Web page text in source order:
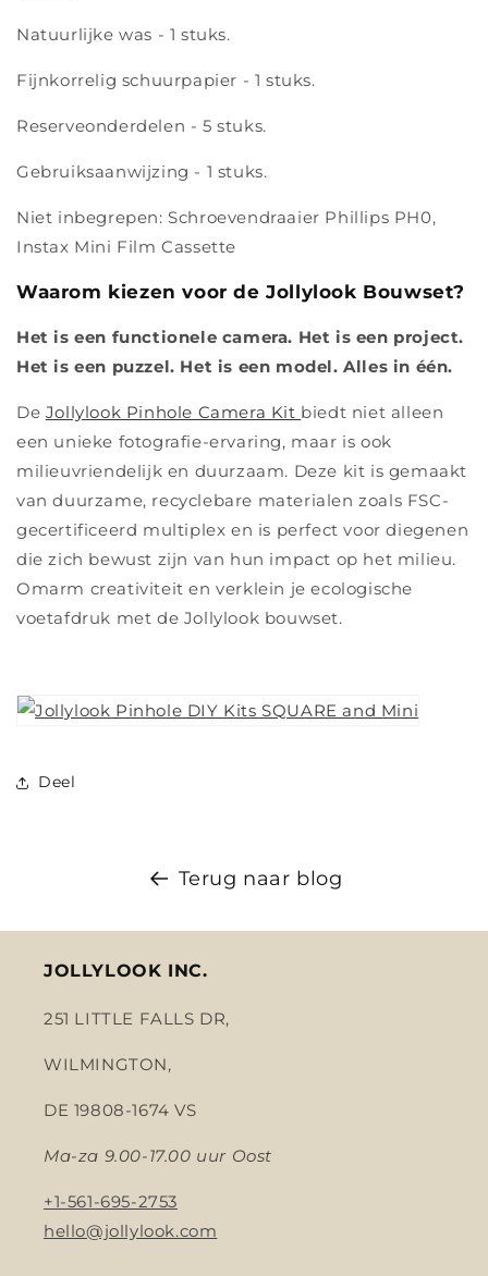
Natuurlijke was - 1 stuks.
Fijnkorrelig schuurpapier - 1 stuks.
Reserveonderdelen - 5 stuks.
Gebruiksaanwijzing - 1 stuks.
Niet inbegrepen: Schroevendraaier Phillips PH0,
Instax Mini Film Cassette
Waarom kiezen voor de Jollylook Bouwset?
Het is een functionele camera. Het is een project.
Het is een puzzel. Het is een model. Alles in één.
De Jollylook Pinhole Camera Kit biedt niet alleen
een unieke fotografie-ervaring, maar is ook
milieuvriendelijk en duurzaam. Deze kit is gemaakt
van duurzame, recyclebare materialen zoals FSC-
gecertificeerd multiplex en is perfect voor diegenen
die zich bewust zijn van hun impact op het milieu.
Omarm creativiteit en verklein je ecologische
voetafdruk met de Jollylook bouwset.
Deel
Terug naar blog
JOLLYLOOK INC.
251 LITTLE FALLS DR,
WILMINGTON,
DE 19808-1674 VS
Ma-za 9.00-17.00 uur Oost
+1-561-695-2753
hello@jollylook.com